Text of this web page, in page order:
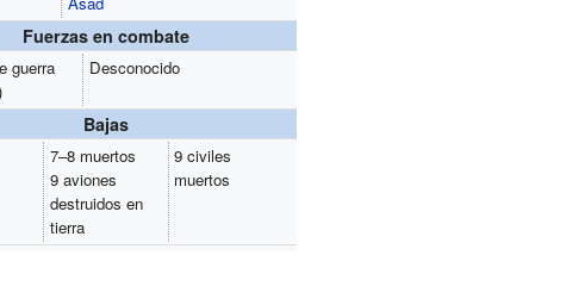
Fuerzas en combate
guerra
Desconocido
Bajas
7–8 muertos
9 aviones
destruidos en
tierra
9 civiles
muertos